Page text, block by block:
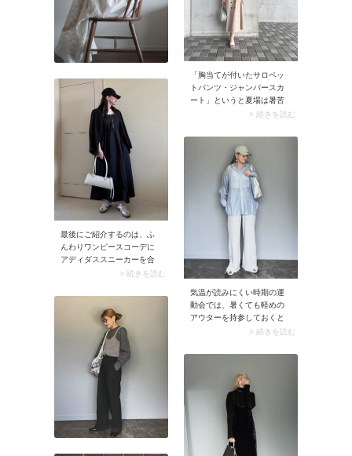
「胸当てが付いたサロペッ
トパンツ・ジャンパースカ
ート」というと夏場は暑苦
しく見えそうですが、肌を
ればスッキリとした印象
に。初夏から夏の季節感に
ぴったりマッチし、お出か
けモードに決まります。
> 続きを読む
最後にご紹介するのは、ふ
んわりワンピースコーデに
アディダススニーカーを合
わせたコーデ。程よい存在
が、ワンピースやスカート
スタイルを大人っぽくカジ
ュアルダウンしてくれます
> 続きを読む
気温が読みにくい時期の運
動会では、暑くても軽めの
アウターを持参しておくと
安心。そこでおすすめなの
を集めるシアーシャツで
て見えるから、手持ちのシ
アーシャツがあればぜひ運
動会に活用しましょう。
> 続きを読む